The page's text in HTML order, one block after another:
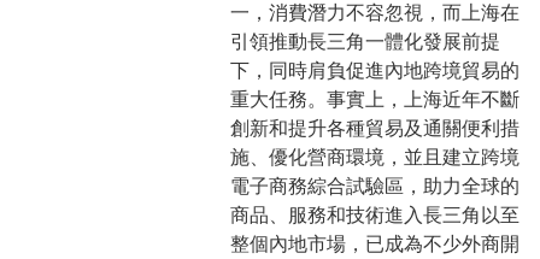
一，消費潛力不容忽視，而上海在
引領推動長三角一體化發展前提
下，同時肩負促進內地跨境貿易的
重大任務。事實上，上海近年不斷
創新和提升各種貿易及通關便利措
施、優化營商環境，並且建立跨境
電子商務綜合試驗區，助力全球的
商品、服務和技術進入長三角以至
整個內地市場，已成為不少外商開